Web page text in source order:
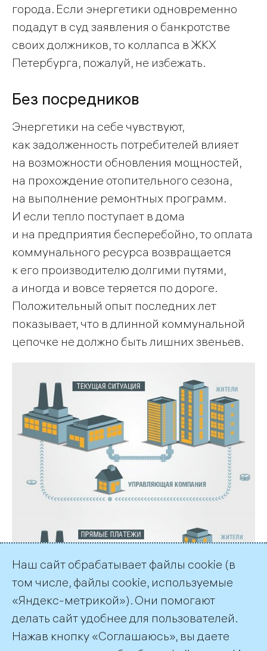
города. Если энергетики одновременно
подадут в суд заявления о банкротстве
своих должников, то коллапса в ЖКХ
Петербурга, пожалуй, не избежать.
Без посредников
Энергетики на себе чувствуют,
как задолженность потребителей влияет
на возможности обновления мощностей,
на прохождение отопительного сезона,
на выполнение ремонтных программ.
И если тепло поступает в дома
и на предприятия бесперебойно, то оплата
коммунального ресурса возвращается
к его производителю долгими путями,
а иногда и вовсе теряется по дороге.
Положительный опыт последних лет
показывает, что в длинной коммунальной
цепочке не должно быть лишних звеньев.
Наш сайт обрабатывает файлы cookie (в
том числе, файлы cookie, используемые
«Яндекс-метрикой»). Они помогают
делать сайт удобнее для пользователей.
Нажав кнопку «Соглашаюсь», вы даете